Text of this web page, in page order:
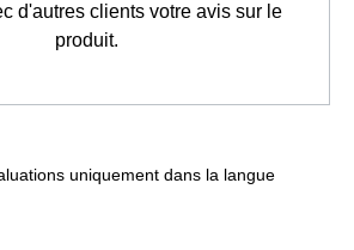
d'autres clients votre avis sur le
produit.
uniquement dans la langue